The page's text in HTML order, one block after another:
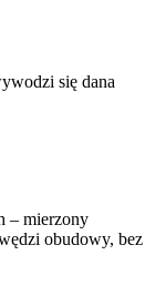
się dana
– mierzony
obudowy, bez